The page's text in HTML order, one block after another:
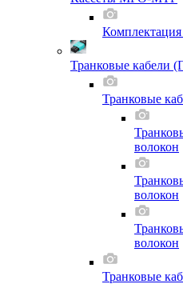
Транковые кабели
Транковые
волокон
волокон
волокон
Транковые